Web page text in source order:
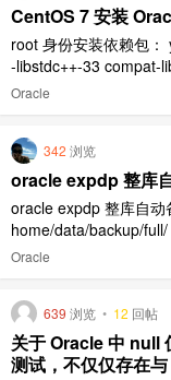
CentOS 7 安装
root 身份安装依赖包
-libstdc++-33 compat-
c++ glibc*.i686 glibc
Oracle
342 浏览
oracle expdp 整库
oracle expdp 整库自
home/data/backup/
h set -euxo pipefail . /
Oracle
639 浏览 • 12 回帖
关于 Oracle 中 null
测试，不仅仅存在与